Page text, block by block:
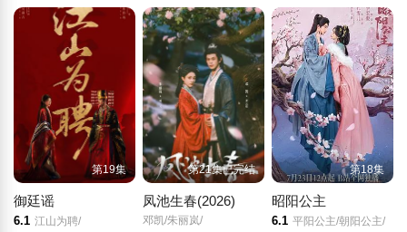
第19集
御廷谣
6.1 江山为聘/
第21集已完结
凤池生春(2026)
邓凯/朱丽岚/
第18集
昭阳公主
6.1 平阳公主/朝阳公主/